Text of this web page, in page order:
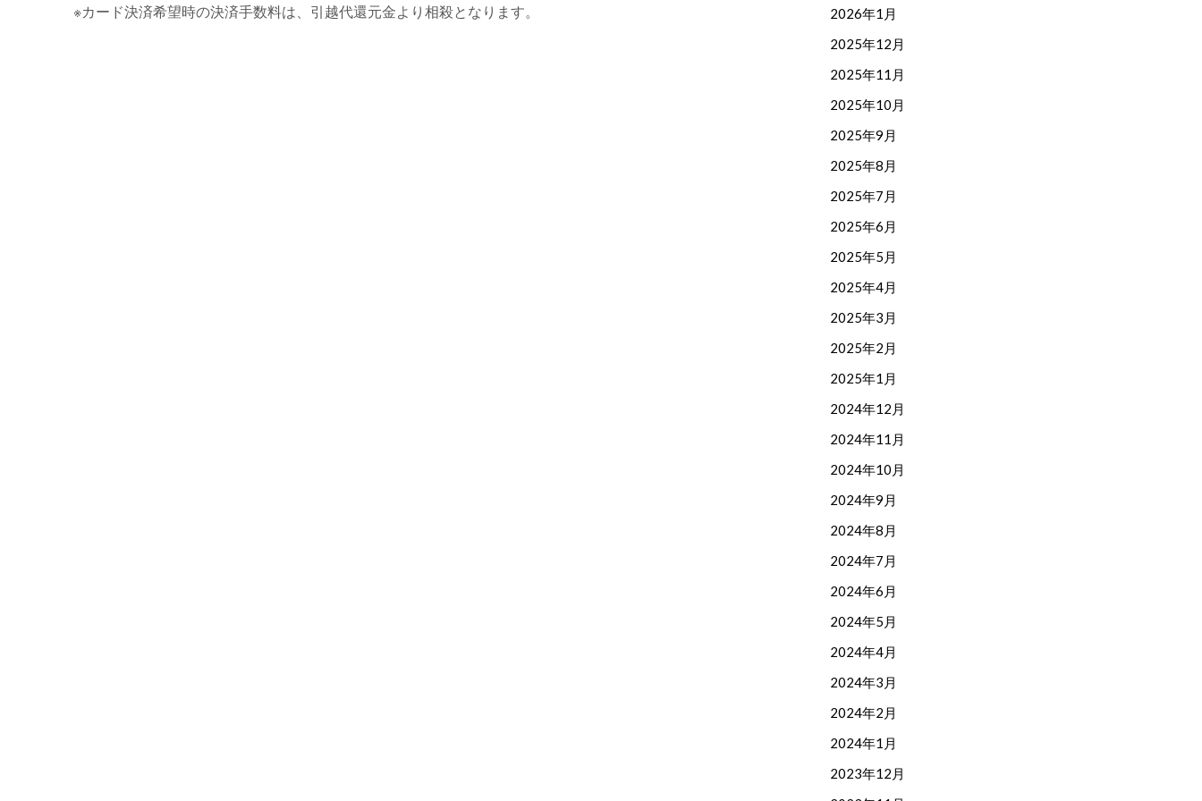
※カード決済希望時の決済手数料は、引越代還元金より相殺となります。
2026年1月
2025年12月
2025年11月
2025年10月
2025年9月
2025年8月
2025年7月
2025年6月
2025年5月
2025年4月
2025年3月
2025年2月
2025年1月
2024年12月
2024年11月
2024年10月
2024年9月
2024年8月
2024年7月
2024年6月
2024年5月
2024年4月
2024年3月
2024年2月
2024年1月
2023年12月